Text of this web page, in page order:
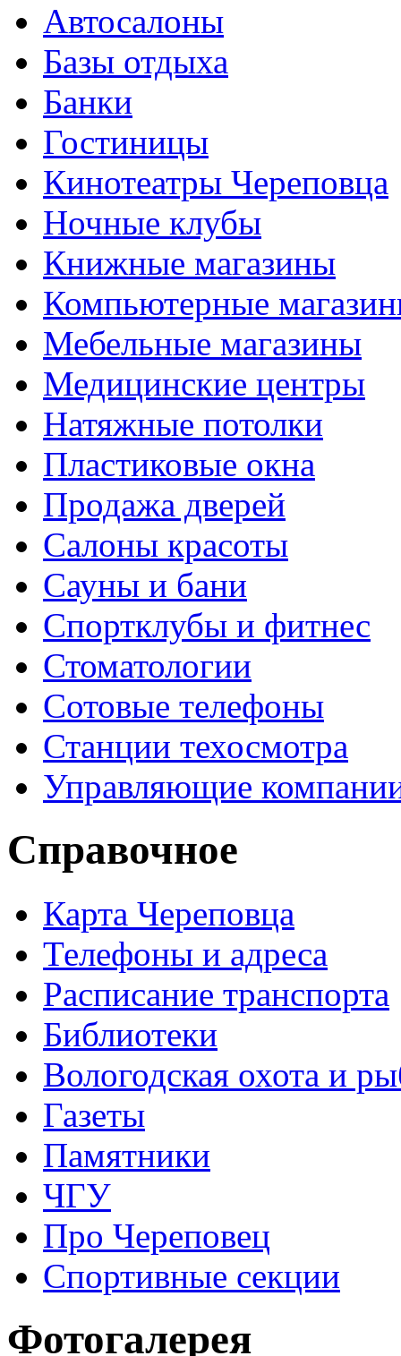
Автосалоны
Базы отдыха
Банки
Гостиницы
Кинотеатры Череповца
Ночные клубы
Книжные магазины
Компьютерные
Мебельные магазины
Медицинские центры
Натяжные потолки
Пластиковые окна
Продажа дверей
Салоны красоты
Сауны и бани
Спортклубы и фитнес
Стоматологии
Сотовые телефоны
Станции техосмотра
Управляющие
Справочное
Карта Череповца
Телефоны и адреса
Расписание транспорта
Библиотеки
Вологодская охота и
Газеты
Памятники
ЧГУ
Про Череповец
Спортивные секции
Фотогалерея